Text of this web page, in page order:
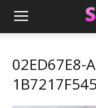
02ED67E8-